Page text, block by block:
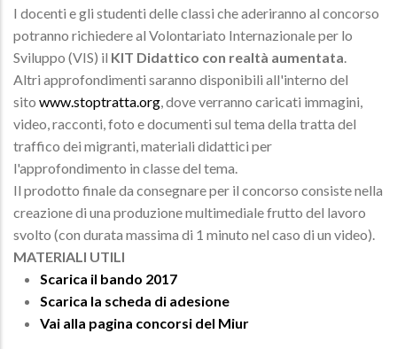
I docenti e gli studenti delle classi che aderiranno al concorso
potranno richiedere al Volontariato Internazionale per lo
Sviluppo (VIS) il KIT Didattico con realtà aumentata.
Altri approfondimenti saranno disponibili all'interno del
sito www.stoptratta.org, dove verranno caricati immagini,
video, racconti, foto e documenti sul tema della tratta del
traffico dei migranti, materiali didattici per
l'approfondimento in classe del tema.
Il prodotto finale da consegnare per il concorso consiste nella
creazione di una produzione multimediale frutto del lavoro
svolto (con durata massima di 1 minuto nel caso di un video).
MATERIALI UTILI
Scarica il bando 2017
Scarica la scheda di adesione
Vai alla pagina concorsi del Miur